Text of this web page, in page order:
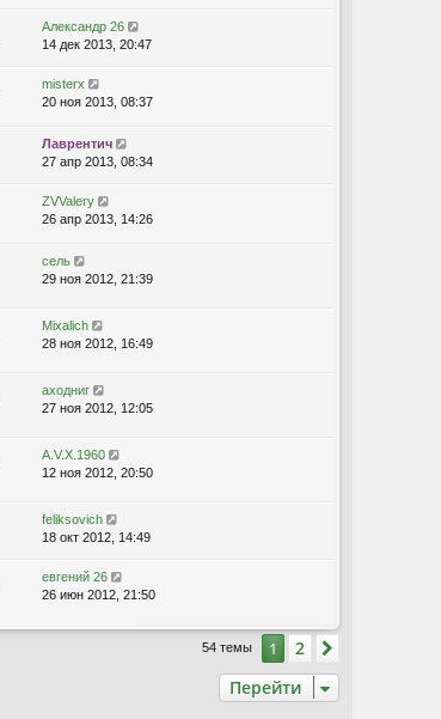
Александр 26
14 дек 2013, 20:47
misterx
20 ноя 2013, 08:37
Лаврентич
27 апр 2013, 08:34
ZVValery
26 апр 2013, 14:26
сель
29 ноя 2012, 21:39
Mixalich
28 ноя 2012, 16:49
аходниг
27 ноя 2012, 12:05
A.V.X.1960
12 ноя 2012, 20:50
feliksovich
18 окт 2012, 14:49
евгений 26
26 июн 2012, 21:50
54 темы 1 2
Перейти